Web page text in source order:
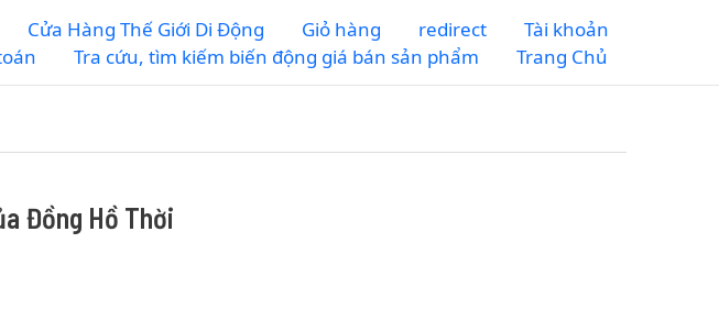
Cửa Hàng Thế Giới Di Động Giỏ hàng redirect
Tài khoản
Tra cứu, tìm kiếm biến động giá bán sản phẩm Trang Chủ
Đồng Hồ Thời